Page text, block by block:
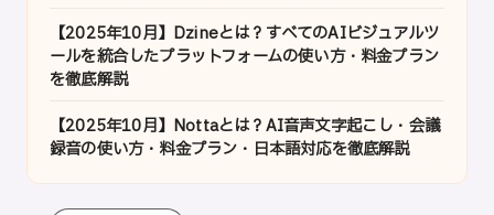
【2025年10月】Dzineとは？すべてのAIビジュアルツ
ールを統合したプラットフォームの使い方・料金プラン
を徹底解説
【2025年10月】Nottaとは？AI音声文字起こし・会議
録音の使い方・料金プラン・日本語対応を徹底解説